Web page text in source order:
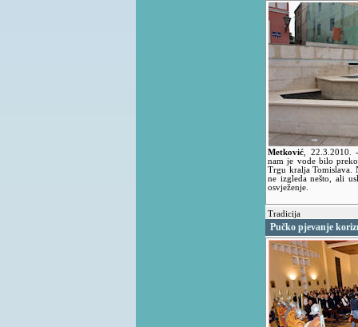
Metković 22.3.2010.
nam je vode bilo
Trgu kralja Tomislava.
ne izgleda nešto, ali
osvježenje.
Tradicija
Pučko pjevanje